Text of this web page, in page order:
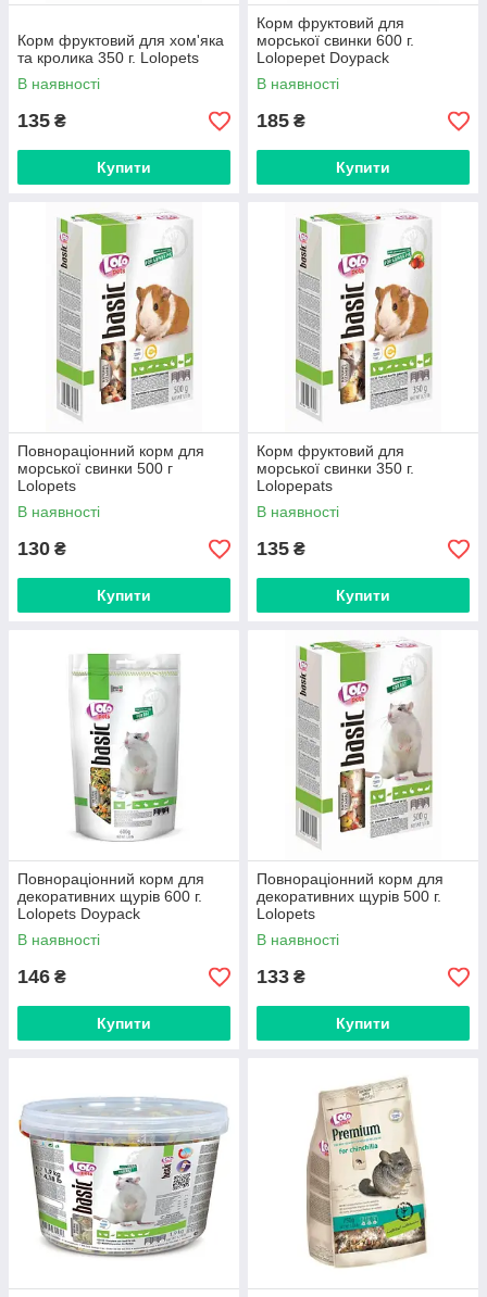
Корм фруктовий для хом'яка
та кролика 350 г. Lolopets
В наявності
135 ₴
Купити
Корм фруктовий для
морської свинки 600 г.
Lolopepet Doypack
В наявності
185 ₴
Купити
Повнораціонний корм для
морської свинки 500 г
Lolopets
В наявності
130 ₴
Купити
Корм фруктовий для
морської свинки 350 г.
Lolopepats
В наявності
135 ₴
Купити
Повнораціонний корм для
декоративних щурів 600 г.
Lolopets Doypack
В наявності
146 ₴
Купити
Повнораціонний корм для
декоративних щурів 500 г.
Lolopets
В наявності
133 ₴
Купити